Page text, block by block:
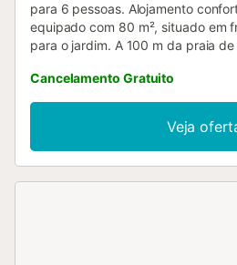
para 6 pessoas. Alojamento
equipado com 80 m², situado em
para o jardim. A 100 m da praia
numa zona ideal para famílias e
elevador, mobiliário de jardim,
terraço, ferro de engomar, acesso
de cabelo, parque infantil, campo
padel, aquecimento por bomba
Cancelamento Gratuito
Veja